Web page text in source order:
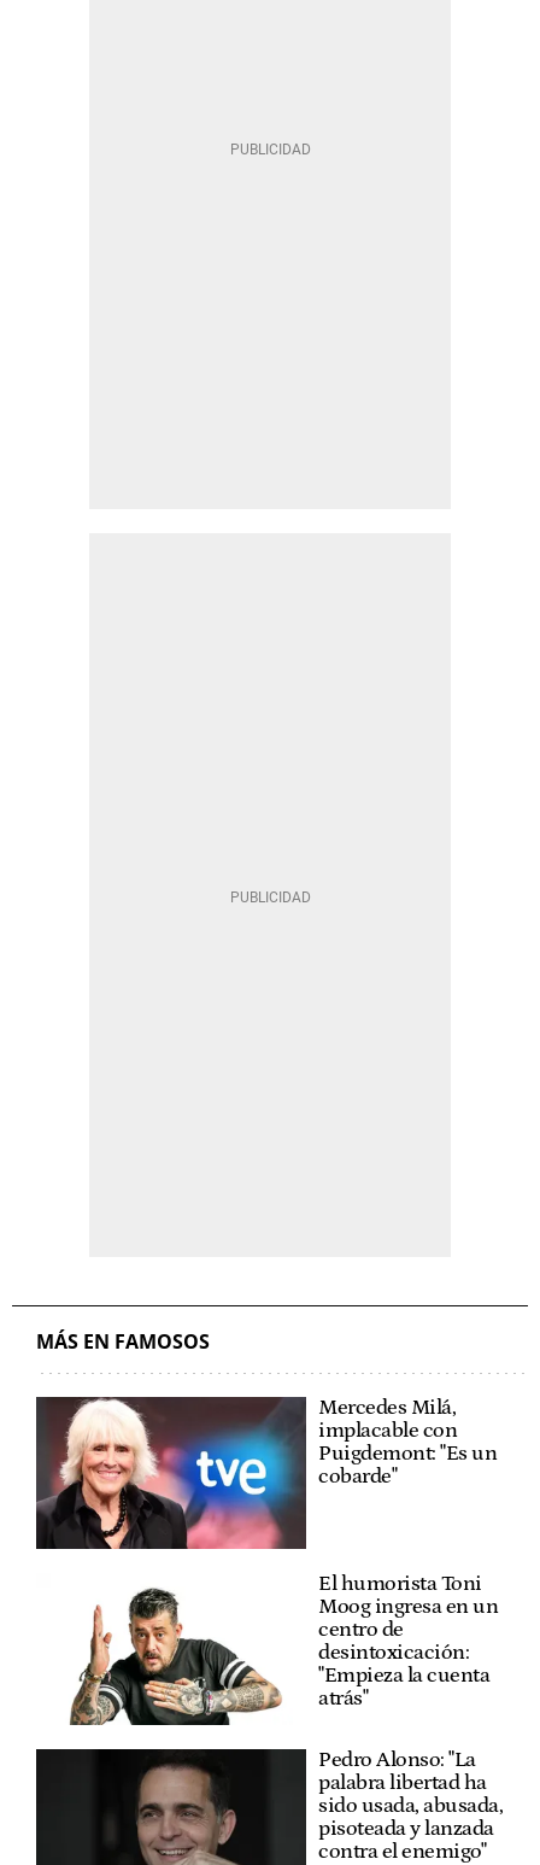
MÁS EN FAMOSOS
Mercedes Milá,
implacable con
Puigdemont: "Es un
cobarde"
El humorista Toni
Moog ingresa en un
centro de
desintoxicación:
"Empieza la cuenta
atrás"
Pedro Alonso: "La
palabra libertad ha
sido usada, abusada,
pisoteada y lanzada
contra el enemigo"